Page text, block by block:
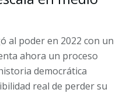
al poder en 2022 con un
ahora un proceso
democrática
real de perder su